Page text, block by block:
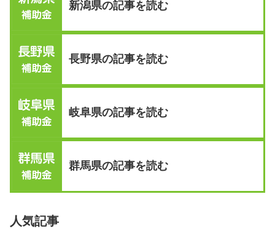
新潟県の記事を読む
長野県の記事を読む
岐阜県の記事を読む
群馬県の記事を読む
人気記事